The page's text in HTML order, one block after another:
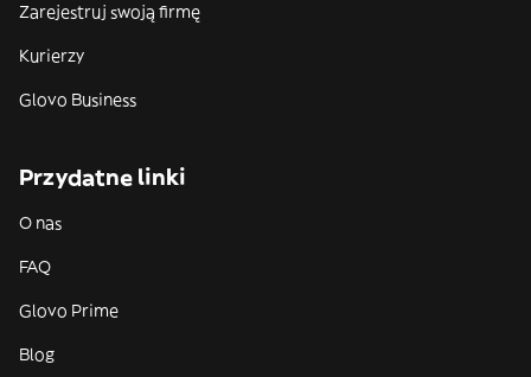
Zarejestruj swoją firmę
Kurierzy
Glovo Business
Przydatne linki
O nas
FAQ
Glovo Prime
Blog